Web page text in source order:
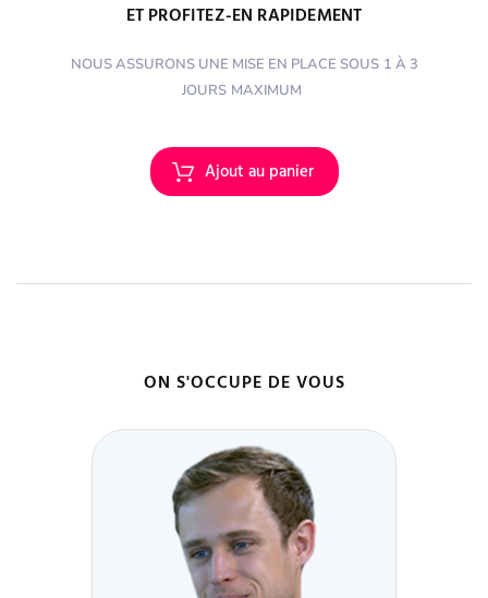
ET PROFITEZ-EN RAPIDEMENT
NOUS ASSURONS UNE MISE EN PLACE SOUS 1 À 3
JOURS MAXIMUM
ON S'OCCUPE DE VOUS